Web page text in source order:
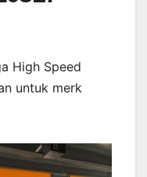
High Speed
untuk merk